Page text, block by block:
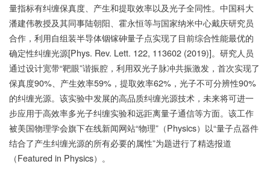
量指标有纠缠保真度、产生和提取效率以及光子全同性。中国科大
潘建伟教授及其同事陆朝阳、霍永恒等与国家纳米中心戴庆研究员
合作，利用自组装半导体铟镓砷量子点实现了目前综合性能最优的
确定性纠缠光源[Phys. Rev. Lett. 122, 113602 (2019)]。研究人员
通过设计宽带“靶眼”谐振腔，利用双光子脉冲共振激发，首次实现了
保真度90%、产生效率59%，提取效率62%，光子不可分辨性90%
的纠缠光源。该实验中发展的高品质纠缠光源技术，未来将可进一
步应用于高效率多光子纠缠实验和远距离量子通信等方面。该工作
被美国物理学会旗下在线新闻网站“物理”（Physics）以“量子点器件
结合了产生纠缠光源的所有必要的属性”为题进行了精选报道
（Featured in Physics）。